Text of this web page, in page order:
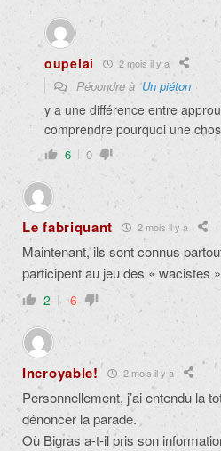
oupelai 2 mois il y a
Répondre àUn piéton
y a une différence entre
comprendre pourquoi une
6 0
Le fabriquant 2 mois il y a
Maintenant, ils sont connus
participent au jeu des « wacistes
2 -6
Incroyable! 2 mois il y a
Personnellement, j’ai entendu la
dénoncer la parade.
Où Bigras a-t-il pris son